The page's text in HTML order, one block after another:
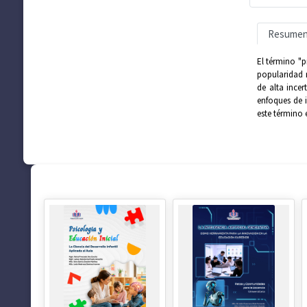
El término
popularidad
de alta
enfoques de
este término